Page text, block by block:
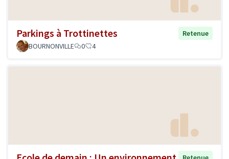
Parkings à Trottinettes
Retenue
BOURNONVILLE
0 4